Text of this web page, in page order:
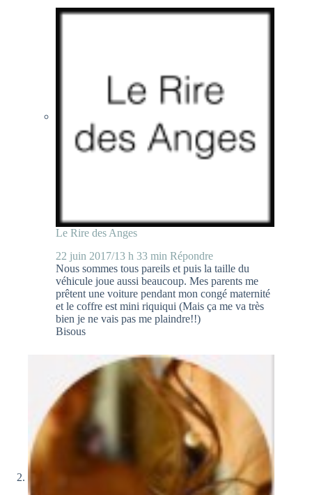
Le Rire des Anges
22 juin 2017/13 h 33 min Répondre
Nous sommes tous pareils et puis la taille du
véhicule joue aussi beaucoup. Mes parents me
prêtent une voiture pendant mon congé maternité
et le coffre est mini riquiqui (Mais ça me va très
bien je ne vais pas me plaindre!!)
Bisous